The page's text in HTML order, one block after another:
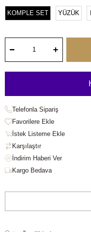
KOMPLE SET YÜZÜK
Telefonla Sipariş
Favorilere Ekle
İstek Listeme Ekle
Karşılaştır
Kargo Bedava